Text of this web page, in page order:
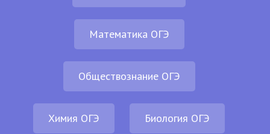
Математика ОГЭ
Обществознание ОГЭ
Химия ОГЭ Биология ОГЭ